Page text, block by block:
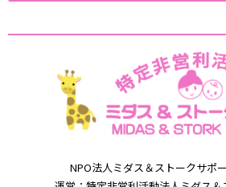
NPO法⼈ミダス＆ストークサポ